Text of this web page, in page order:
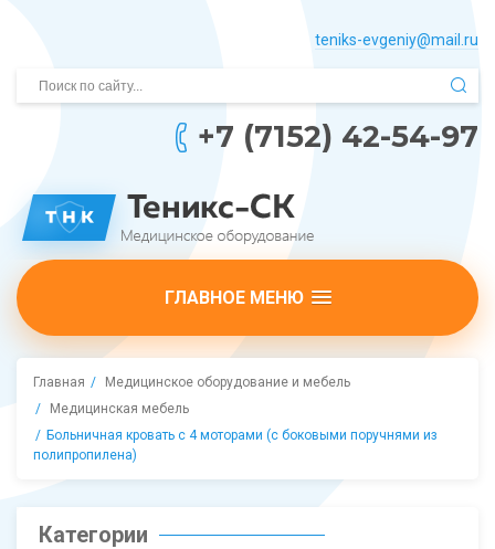
teniks-evgeniy@mail.­ru
+7 (7152) 42-54-97
ГЛАВНОЕ МЕНЮ
Главная
Медицинское оборудование и мебель
Медицинская мебель
Больничная кровать с 4 моторами (с боковыми поручнями из
полипропилена)
Категории